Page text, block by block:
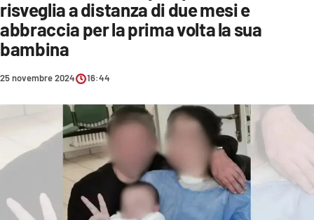
POLITICA
SANITÀ
AMBIENTE
SOCIETÀ
CULTURA
ECONOMIA E LAVORO
EVENTI
risveglia a distanza di due mesi e
abbraccia per la prima volta la sua
bambina
25 novembre 2024 16:44